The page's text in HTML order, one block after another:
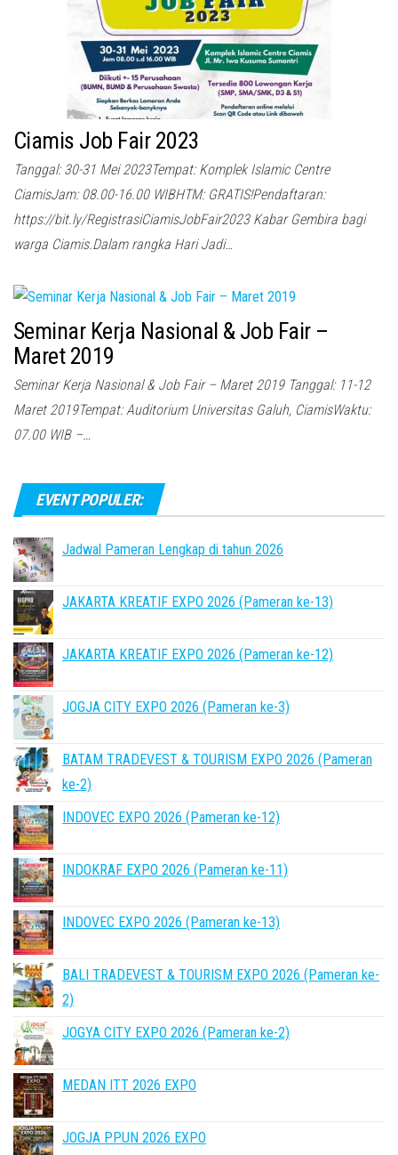
Ciamis Job Fair 2023
Tanggal: 30-31 Mei 2023Tempat: Komplek Islamic Centre
CiamisJam: 08.00-16.00 WIBHTM: GRATIS!Pendaftaran:
https://bit.ly/RegistrasiCiamisJobFair2023 Kabar Gembira bagi
warga Ciamis.Dalam rangka Hari Jadi…
Seminar Kerja Nasional & Job Fair –
Maret 2019
Seminar Kerja Nasional & Job Fair – Maret 2019 Tanggal: 11-12
Maret 2019Tempat: Auditorium Universitas Galuh, CiamisWaktu:
07.00 WIB –…
EVENT POPULER:
Jadwal Pameran Lengkap di tahun 2026
JAKARTA KREATIF EXPO 2026 (Pameran ke-13)
JAKARTA KREATIF EXPO 2026 (Pameran ke-12)
JOGJA CITY EXPO 2026 (Pameran ke-3)
BATAM TRADEVEST & TOURISM EXPO 2026 (Pameran
ke-2)
INDOVEC EXPO 2026 (Pameran ke-12)
INDOKRAF EXPO 2026 (Pameran ke-11)
INDOVEC EXPO 2026 (Pameran ke-13)
BALI TRADEVEST & TOURISM EXPO 2026 (Pameran ke-
2)
JOGYA CITY EXPO 2026 (Pameran ke-2)
MEDAN ITT 2026 EXPO
JOGJA PPUN 2026 EXPO